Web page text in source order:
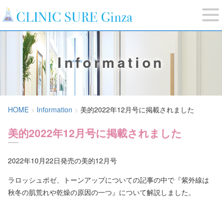
Information
HOME Information 美的2022年12月号に掲載されました
美的2022年12月号に掲載されました
2022年10月22日発売の美的12月号
ラロッシュポゼ、トーンアップについての記事の中で『紫外線は
秋冬の肌荒れや乾燥の原因の一つ』について解説しました。